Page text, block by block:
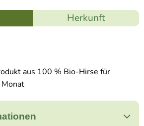
Herkunft
aus 100 % Bio-Hirse für